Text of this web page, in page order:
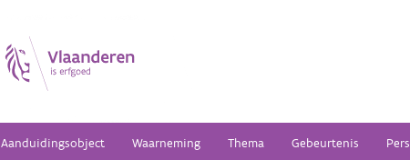
Aanduidingsobject Waarneming Thema Gebeurtenis